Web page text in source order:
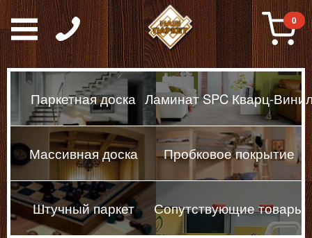
Паркет, Штучный
0
Паркетная доска Ламинат SPC Кварц-
Массивная доска Пробковое покрытие
Штучный паркет Сопутствующие товары